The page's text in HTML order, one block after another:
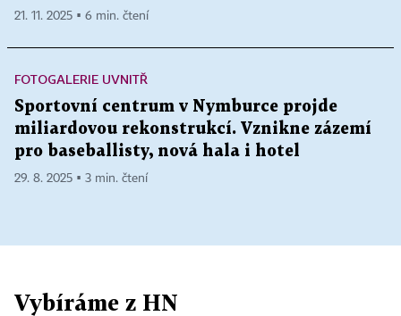
21. 11. 2025 ▪ 6 min. čtení
FOTOGALERIE UVNITŘ
Sportovní centrum v Nymburce projde
miliardovou rekonstrukcí. Vznikne zázemí
pro baseballisty, nová hala i hotel
29. 8. 2025 ▪ 3 min. čtení
Vybíráme z HN